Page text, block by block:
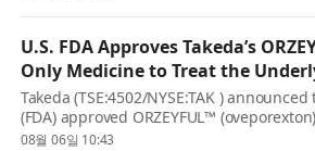
U.S. FDA Approves Takeda’s
Only Medicine to Treat the
Takeda (TSE:4502/NYSE:TAK )
(FDA) approved ORZEYFUL™
the treatment of narcolepsy type 1
08월 06일 10:43